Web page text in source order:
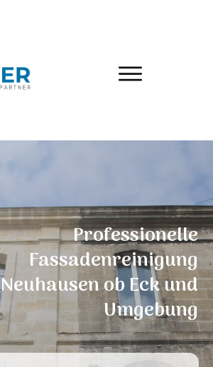
Professionelle
Fassadenreinigung
Neuhausen ob Eckund
Umgebung